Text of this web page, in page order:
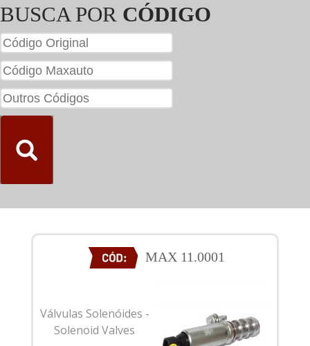
BUSCA POR CÓDIGO
MAX 11.0001
Válvulas Solenóides -
Solenoid Valves